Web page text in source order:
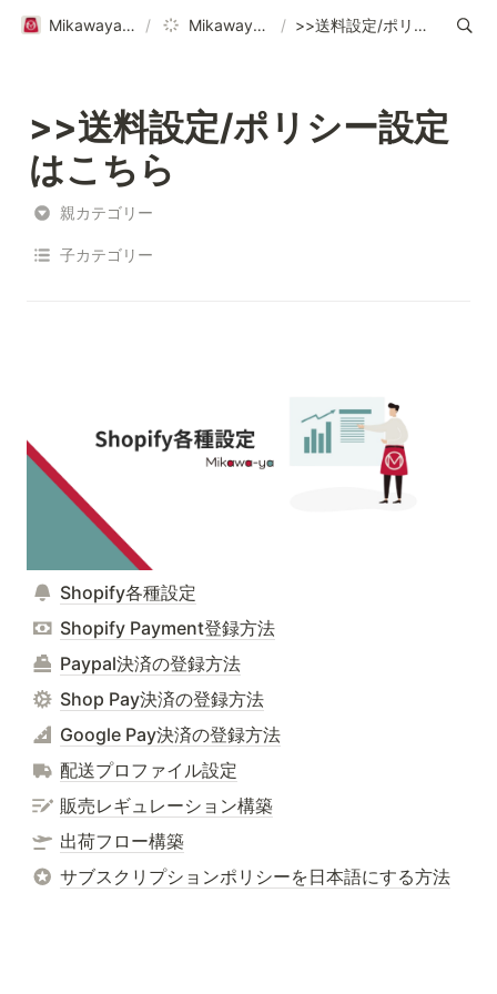
Mikawaya Subscriptionヘルプページ｜ご利用ガイド / Mikawaya Subscription / >>送料設定/ポリシー設定はこちら
>>送料設定/ポリシー設定
はこちら
親カテゴリー
子カテゴリー
Shopify各種設定
Shopify Payment登録方法
Paypal決済の登録方法
Shop Pay決済の登録方法
Google Pay決済の登録方法
配送プロファイル設定
販売レギュレーション構築
出荷フロー構築
サブスクリプションポリシーを日本語にする方法